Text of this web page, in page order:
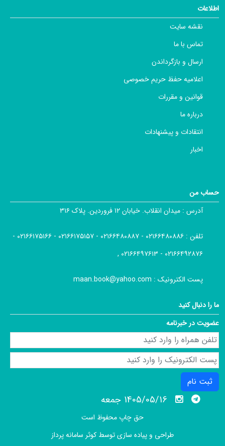
اطلاعات
نقشه سایت
تماس با ما
ارسال و بازگرداندن
اعلامیه حفظ حریم خصوصی
قوانین و مقررات
درباره ما
انتقادات و پیشنهادات
اخبار
حساب من
آدرس : میدان انقلاب. خیابان ۱۲ فروردین. پلاک ۳۱۶
تلفن :
۰۲۱۶۶۴۸۰۸۸۶ - ۰۲۱۶۶۴۸۰۸۸۷ - ۰۲۱۶۶۱۷۵۱۵۷ - ۰۲۱۶۶۱۷۵۱۶۶ -
۰۲۱۶۶۴۹۲۸۷۶ - ۰۲۱۶۶۴۹۷۶۱۳ ,
پست الکترونیک : maan.book@yahoo.com
ما را دنبال کنید
عضویت در خبرنامه
ثبت نام
1405/05/16 جمعه
حق چاپ محفوظ است
طراحی و پیاده سازی توسط کوثر سامانه پرداز